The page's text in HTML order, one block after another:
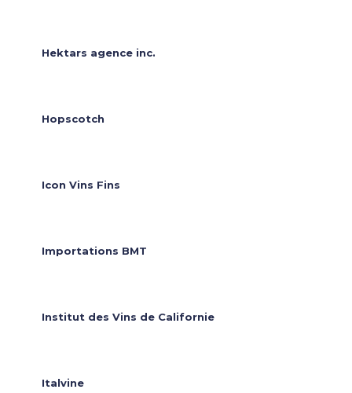
Hektars agence inc.
Hopscotch
Icon Vins Fins
Importations BMT
Institut des Vins de Californie
Italvine